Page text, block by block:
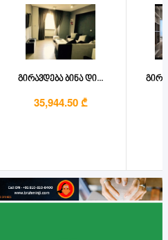
გირავდება ბინა დი...
35,944.50 ₾